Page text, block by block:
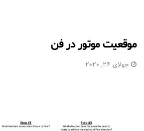
موقعیت موتور در فن
جولای 24, 2020